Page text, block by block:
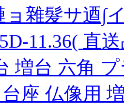
雜髮サ逎∫
11.36( 直
増台 六角
台座 仏像用